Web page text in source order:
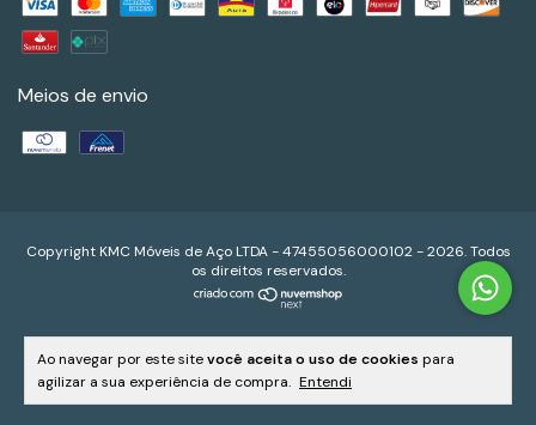
Ao navegar por este sitevocê aceita o uso de cookies para
agilizar a sua experiência de compra. Entendi
Meios de envio
Copyright KMC Móveis de Aço LTDA - 47455056000102 - 2026. Todos
os direitos reservados.